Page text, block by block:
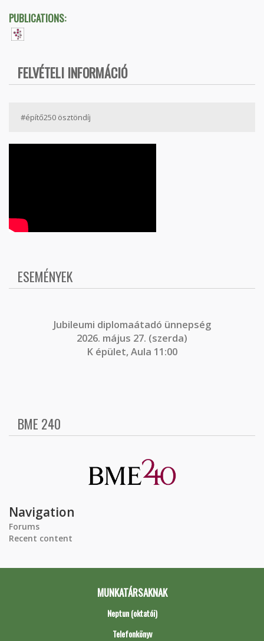
PUBLICATIONS:
FELVÉTELI INFORMÁCIÓ
#építő250 ösztöndíj
ESEMÉNYEK
Jubileumi diplomaátadó ünnepség
2026. május 27. (szerda)
K épület, Aula 11:00
BME 240
Navigation
Forums
Recent content
MUNKATÁRSAKNAK
Neptun (oktatói)
Telefonkönyv